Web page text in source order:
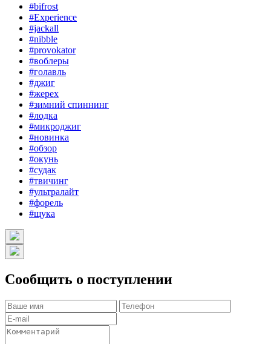
#bifrost
#Experience
#jackall
#nibble
#provokator
#воблеры
#голавль
#джиг
#жерех
#зимний спиннинг
#лодка
#микроджиг
#новинка
#обзор
#окунь
#судак
#твичинг
#ультралайт
#форель
#щука
Сообщить о поступлении